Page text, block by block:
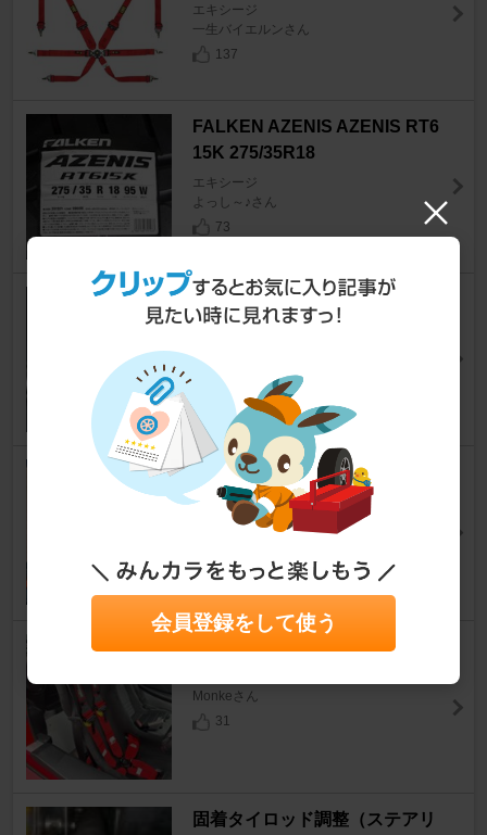
エキシージ
一生バイエルンさん
137
FALKEN AZENIS AZENIS RT6
15K 275/35R18
エキシージ
よっし～♪さん
73
KYB / カヤバ Competition Spri
ng
エキシージ
スカイツリー☆さん
不明 ロータス エリーゼ エキシ
ージ 専用設計サイドビューサポ
ートミラー
ヤス＠ZZさん
21
Monkeさん
31
固着タイロッド調整（ステアリ
会員登録をして使う